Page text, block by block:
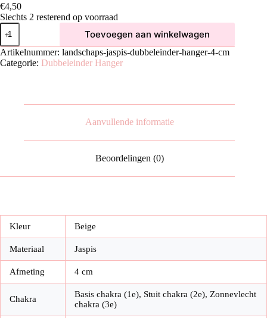
€4,50
Slechts 2 resterend op voorraad
Landschaps
Jaspis
Dubbeleinder
Hanger
|
Toevoegen aan winkelwagen
Artikelnummer: landschaps-jaspis-dubbeleinder-hanger-4-cm
Categorie: Dubbeleinder Hanger
Aanvullende informatie
Beoordelingen (0)
Kleur Beige
Materiaal Jaspis
Afmeting 4 cm
Chakra
Basis chakra (1e), Stuit chakra (2e), Zonnevlecht
chakra (3e)